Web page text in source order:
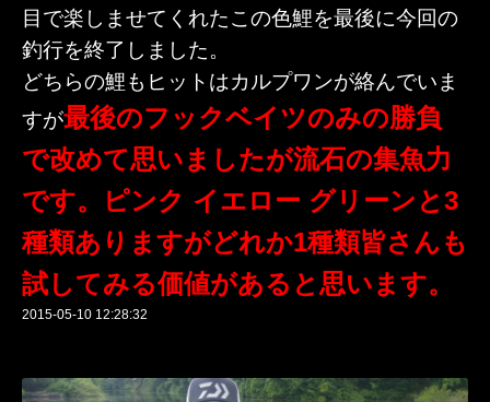
目で楽しませてくれたこの色鯉を最後に今回の
釣行を終了しました。
どちらの鯉もヒットはカルプワンが絡んでいま
すが最後のフックベイツのみの勝負
で改めて思いましたが流石の集魚力
です。ピンク イエロー グリーンと3
種類ありますがどれか1種類皆さんも
試してみる価値があると思います。
2015-05-10 12:28:32